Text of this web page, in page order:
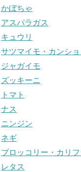
かぼちゃ
アスパラガス
キュウリ
サツマイモ・カンシ
ジャガイモ
ズッキーニ
トマト
ナス
ニンジン
ネギ
ブロッコリー・カリ
レタス